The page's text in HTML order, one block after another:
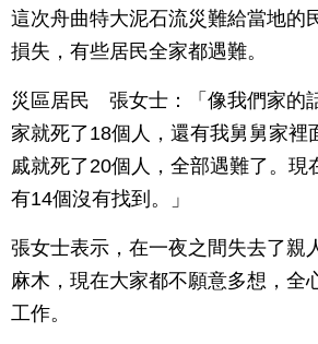
這次舟曲特大泥石流災難給當地的
損失，有些居民全家都遇難。
災區居民 張女士：「像我們家的
家就死了18個人，還有我舅舅家裡
戚就死了20個人，全部遇難了。現
有14個沒有找到。」
張女士表示，在一夜之間失去了親
麻木，現在大家都不願意多想，全
工作。